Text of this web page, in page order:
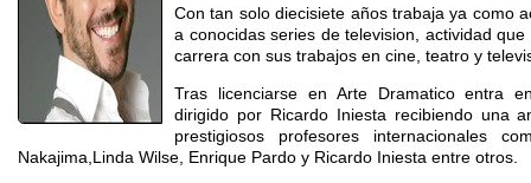
Con tan solo diecisiete años trabaja ya como
a conocidas series de television, actividad
carrera con sus trabajos en cine, teatro y
Tras licenciarse en Arte Dramatico entra
dirigido por Ricardo Iniesta recibiendo una
prestigiosos profesores internacionales
Nakajima,Linda Wilse, Enrique Pardo y Ricardo Iniesta entre otros.